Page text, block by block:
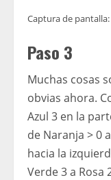
Captura de pantalla:
Paso 3
Muchas cosas
obvias ahora.
Azul 3 en la
de Naranja > 0
hacia la
Verde 3 a Rosa